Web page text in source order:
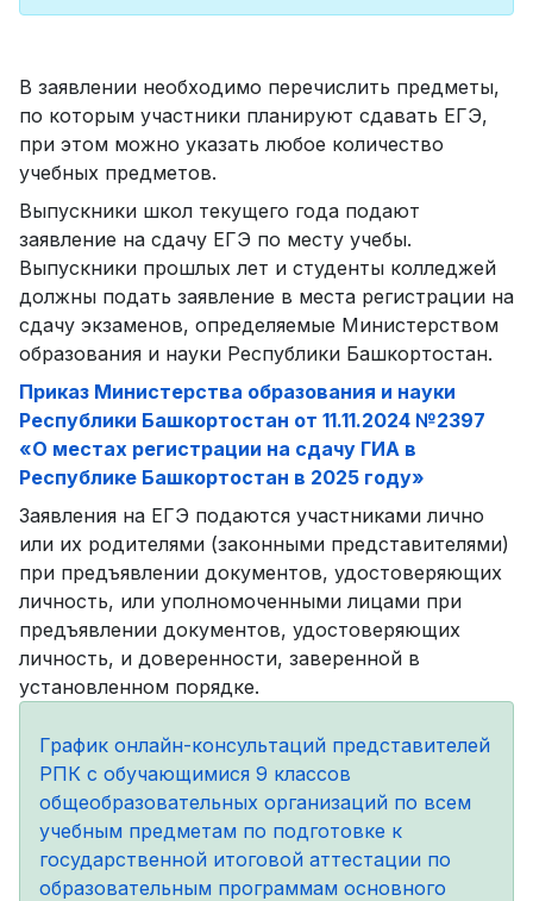
В заявлении необходимо перечислить предметы,
по которым участники планируют сдавать ЕГЭ,
при этом можно указать любое количество
учебных предметов.
Выпускники школ текущего года подают
заявление на сдачу ЕГЭ по месту учебы.
Выпускники прошлых лет и студенты колледжей
должны подать заявление в места регистрации на
сдачу экзаменов, определяемые Министерством
образования и науки Республики Башкортостан.
Приказ Министерства образования и науки
Республики Башкортостан от 11.11.2024 №2397
«О местах регистрации на сдачу ГИА в
Республике Башкортостан в 2025 году»
Заявления на ЕГЭ подаются участниками лично
или их родителями (законными представителями)
при предъявлении документов, удостоверяющих
личность, или уполномоченными лицами при
предъявлении документов, удостоверяющих
личность, и доверенности, заверенной в
установленном порядке.
График онлайн-консультаций представителей
РПК с обучающимися 9 классов
общеобразовательных организаций по всем
учебным предметам по подготовке к
государственной итоговой аттестации по
образовательным программам основного